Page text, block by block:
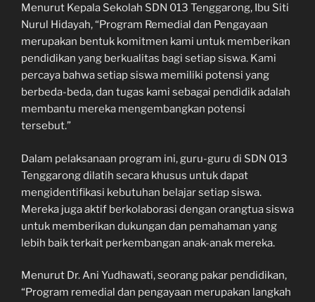
Menurut Kepala Sekolah SDN 013 Tenggarong, Ibu Siti
Nurul Hidayah, “Program Remedial dan Pengayaan
merupakan bentuk komitmen kami untuk memberikan
pendidikan yang berkualitas bagi setiap siswa. Kami
percaya bahwa setiap siswa memiliki potensi yang
berbeda-beda, dan tugas kami sebagai pendidik adalah
membantu mereka mengembangkan potensi
tersebut.”
Dalam pelaksanaan program ini, guru-guru di SDN 013
Tenggarong dilatih secara khusus untuk dapat
mengidentifikasi kebutuhan belajar setiap siswa.
Mereka juga aktif berkolaborasi dengan orangtua siswa
untuk memberikan dukungan dan pemahaman yang
lebih baik terkait perkembangan anak-anak mereka.
Menurut Dr. Ani Yudhawati, seorang pakar pendidikan,
“Program remedial dan pengayaan merupakan langkah